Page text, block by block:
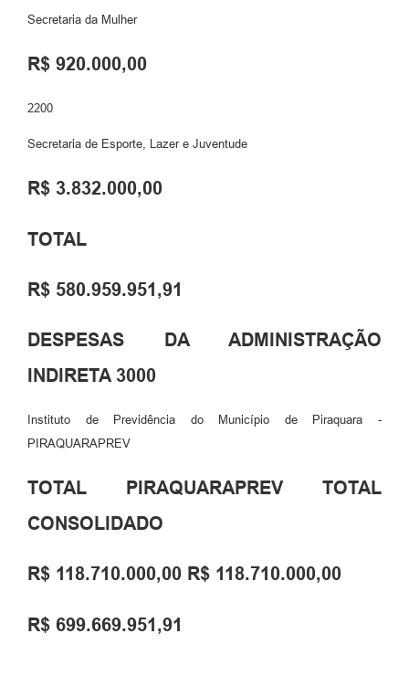
Secretaria da Mulher
R$ 920.000,00
2200
Secretaria de Esporte, Lazer e Juventude
R$ 3.832.000,00
TOTAL
R$ 580.959.951,91
DESPESAS DA ADMINISTRAÇÃO
INDIRETA 3000
Instituto de Previdência do Município de Piraquara -
PIRAQUARAPREV
TOTAL PIRAQUARAPREV TOTAL
CONSOLIDADO
R$ 118.710.000,00 R$ 118.710.000,00
R$ 699.669.951,91